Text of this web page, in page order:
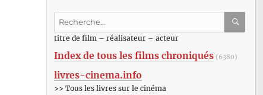
Recherche
:titre de film – réalisateur – acteur
Index de tous les films chroniqués (6380)
livres-cinema.info
>> Tous les livres sur le cinéma